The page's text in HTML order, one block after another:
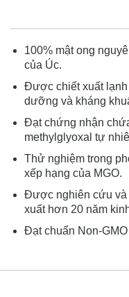
100% mật ong
của Úc.
Được chiết xuất lạnh
dưỡng và kháng
Đạt chứng nhận
methylglyoxal tự
Thử nghiệm trong
xếp hạng của MGO.
Được nghiên cứu và
xuất hơn 20 năm
Đạt chuẩn Non-